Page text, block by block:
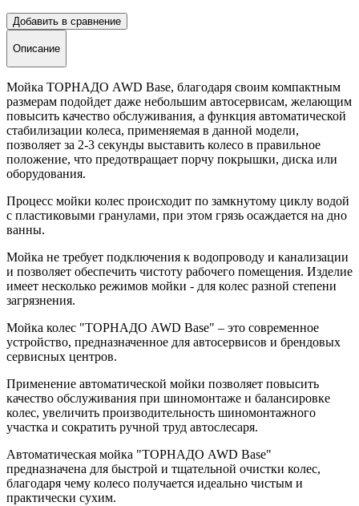
Добавить в сравнение
Описание
Мойка ТОРНАДО AWD Base, благодаря своим компактным
размерам подойдет даже небольшим автосервисам, желающим
повысить качество обслуживания, а функция автоматической
стабилизации колеса, применяемая в данной модели,
позволяет за 2-3 секунды выставить колесо в правильное
положение, что предотвращает порчу покрышки, диска или
оборудования.
Процесс мойки колес происходит по замкнутому циклу водой
с пластиковыми гранулами, при этом грязь осаждается на дно
ванны.
Мойка не требует подключения к водопроводу и канализации
и позволяет обеспечить чистоту рабочего помещения. Изделие
имеет несколько режимов мойки - для колес разной степени
загрязнения.
Мойка колес "ТОРНАДО AWD Base" – это современное
устройство, предназначенное для автосервисов и брендовых
сервисных центров.
Применение автоматической мойки позволяет повысить
качество обслуживания при шиномонтаже и балансировке
колес, увеличить производительность шиномонтажного
участка и сократить ручной труд автослесаря.
Автоматическая мойка "ТОРНАДО AWD Base"
предназначена для быстрой и тщательной очистки колес,
благодаря чему колесо получается идеально чистым и
практически сухим.